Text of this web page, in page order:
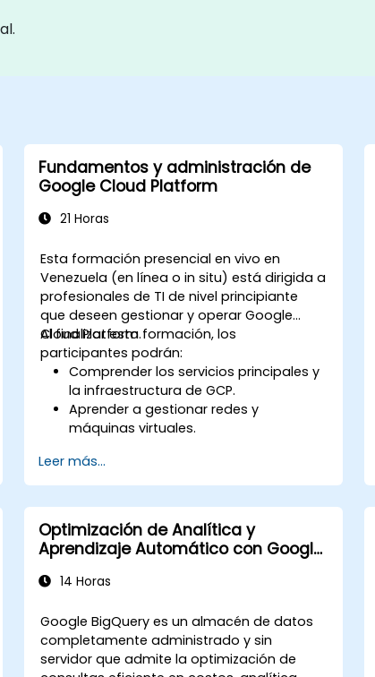
Fundamentos y administración de
Google Cloud Platform
21 Horas
Esta formación presencial en vivo en
Venezuela (en línea o in situ) está dirigida a
profesionales de TI de nivel principiante
que deseen gestionar y operar Google
Cloud Platform.
Al finalizar esta formación, los
participantes podrán:
Comprender los servicios principales y
la infraestructura de GCP.
Aprender a gestionar redes y
máquinas virtuales.
prácticas generales de seguridad en
GCP.
Explorar Kubernetes y la gestión de
contenedores en GCP.
Conocer las opciones de
almacenamiento y cómo
configurarlas.
datos en GCP.
Leer más...
Optimización de Analítica y
Aprendizaje Automático con Google
14 Horas
Google BigQuery es un almacén de datos
completamente administrado y sin
servidor que admite la optimización de